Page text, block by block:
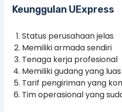
Keunggulan UExpress
Status perusahaan jelas
Memiliki armada sendiri
Tenaga kerja profesional
Memiliki gudang yang luas
Tarif pengiriman yang
Tim operasional yang